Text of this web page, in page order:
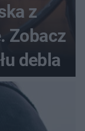
z
Zobacz
debla